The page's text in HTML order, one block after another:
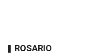
ROSARIO